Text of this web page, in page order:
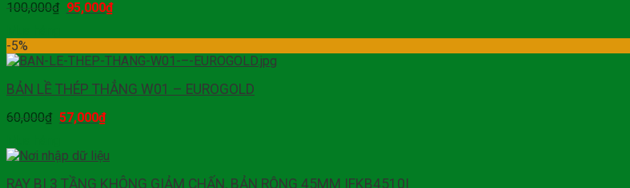
100,000₫ 95,000₫
-5%
BẢN LỀ THÉP THẲNG W01 – EUROGOLD
60,000₫ 57,000₫
RAY BI 3 TẦNG KHÔNG GIẢM CHẤN, BẢN RỘNG 45MM |FKB4510|